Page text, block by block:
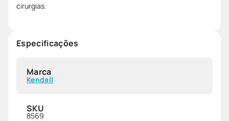
cirurgias.
Especificações
Marca
Kendall
SKU
8569